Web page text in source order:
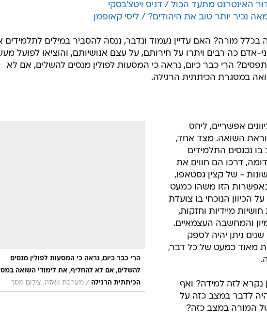
האינטרנט מתעד הכול / דניס ויטצ'בסקי
נכיר יותר טוב את היהודים? / ליסי קאופמן
מורה? האם עדיין נעמוד ונדבר, ננסה להסביר במילים לתלמידים
אדם כה רבים ויתרו על חירותם, על עצם אנושיותם, והוציאו לפועל
הרי כבר כיום, נראה כי המסעות לפולין מנסים להשלים, אם לא
במסגרת הכיתתית הרגילה.
הרי כבר כיום, נראה כי המסעות לפולין מנסים
להשלים, אם לא להחליף, את לימודי השואה
הכיתתית הרגילה / מערכת וואלה, צילום מסך
אפשריים, ליחס
השואה. מצד אחד,
בו נכנסים התלמידים
דרכו הם חווים את
- של קצין גסטאפו,
הזו משהו כמעט
הכיוון הנוכחי בו צועדת
מיידיות וחזקות,
והמחשבה העצמאיים.
ניתן יהיה לספק
מאוד כמעט של כל דבר,
נקרא לזה למידה? ואף
לדבר במצב כזה על
המורה במצב כזה?